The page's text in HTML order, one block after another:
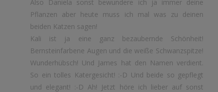
Also Daniela sonst bewundere ich ja immer deine
Pflanzen aber heute muss ich mal was zu deinen
beiden Katzen sagen!
Kali ist ja eine ganz bezaubernde Schönheit!
Bernsteinfarbene Augen und die weiße Schwanzspitze!
Wunderhübsch! Und James hat den Namen verdient.
So ein tolles Katergesicht! :-D Und beide so gepflegt
und elegant! :-D Ah! Jetzt höre ich lieber auf sonst